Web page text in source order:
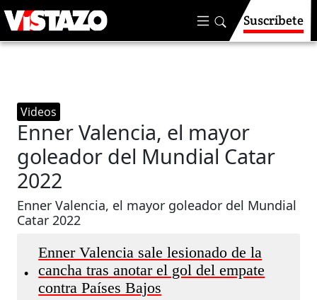
Suscríbete
Videos
Enner Valencia, el mayor
goleador del Mundial Catar
2022
Enner Valencia, el mayor goleador del Mundial
Catar 2022
•
Enner Valencia sale lesionado de la
cancha tras anotar el gol del empate
contra Países Bajos